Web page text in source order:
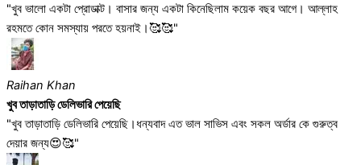
"খুব ভালো একটা প্রোডাক্ট। বাসার জন্য একটা কিনেছিলাম কয়েক বছর আগে। আল্লাহ
রহমতে কোন সমস্যায় পরতে হয়নাই।🥰🥰"
Raihan Khan
খুব তাড়াতাড়ি ডেলিভারি পেয়েছি
"খুব তাড়াতাড়ি ডেলিভারি পেয়েছি।ধন্যবাদ এত ভাল সাভিস এবং সকল অর্ডার কে গুরুত্ব
দেয়ার জন্য😍🥰"